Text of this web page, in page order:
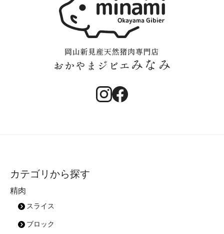
カテゴリから探す
精肉
スライス
ブロック